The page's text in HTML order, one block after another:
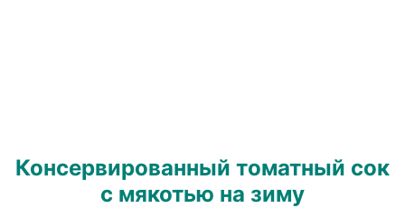
Консервированный томатный сок
с мякотью на зиму